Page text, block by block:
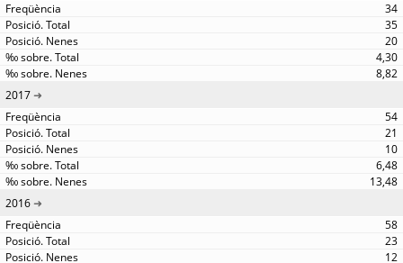
34
35
20
4,30
8,82
2017
54
21
10
6,48
13,48
2016
58
23
12